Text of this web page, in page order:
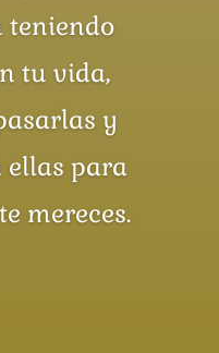
teniendo
tu vida,
y
ellas para
mereces.